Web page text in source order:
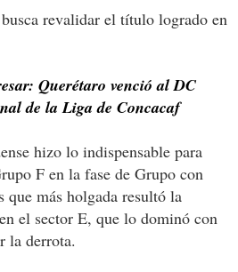
revalidar el título logrado en
Querétaro venció al DC
de la Liga de Concacaf
hizo lo indispensable para
F en la fase de Grupo con
que más holgada resultó la
el sector E, que lo dominó con
la derrota.